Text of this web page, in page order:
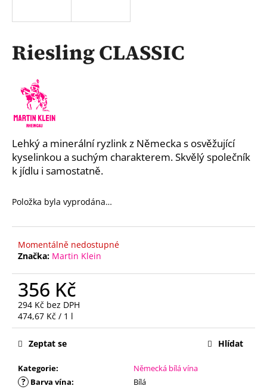
Riesling CLASSIC
Lehký a minerální ryzlink z Německa s osvěžující
kyselinkou a suchým charakterem. Skvělý společník
k jídlu i samostatně.
Položka byla vyprodána…
Momentálně nedostupné
Značka: Martin Klein
356 Kč
294 Kč bez DPH
Měrná
cena:
474,67 Kč / 1 l
Kategorie: Německá bílá vína
? Barva vína: Bílá
Zeptat se Hlídat
í
t
HLEDAT
o
o
u
č
u
e
m